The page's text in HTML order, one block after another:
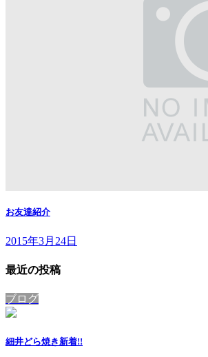
お友達紹介
2015年3月24日
最近の投稿
ブログ
細井どら焼き新着!!